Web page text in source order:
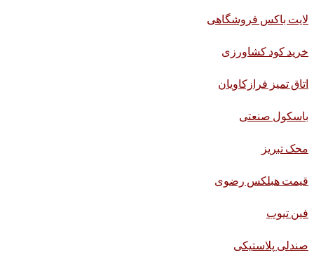
لایت باکس فروشگاهی
خرید کود کشاورزی
اتاق تمیز فرازکاویان
باسکول صنعتی
محک تبریز
قیمت هبلکس رضوی
فین تیوب
صندلی پلاستیکی